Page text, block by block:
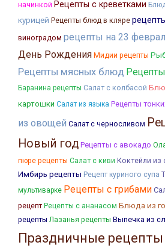
начинкой Рецепты с креветками
курицей Рецепты блюд в кляре
виноградом рецепты на 23
День Рождения Мидии рецепты
Рецепты мясных блюд
Баранина рецепты Салат с колбасой
картошки Салат из языка Рецепты
из овощей Салат с черносливом
Новый год Рецепты с авокадо
пюре рецепты Салат с киви Коктейли из
Имбирь рецепты Рецепт куриного супа
мультиварке Рецепты с грибами
рецепт Рецепты с ананасом Блюда из
рецепты Лазанья рецепты Выпечка из
Праздничные рецепты